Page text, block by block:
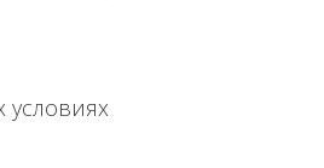
условиях